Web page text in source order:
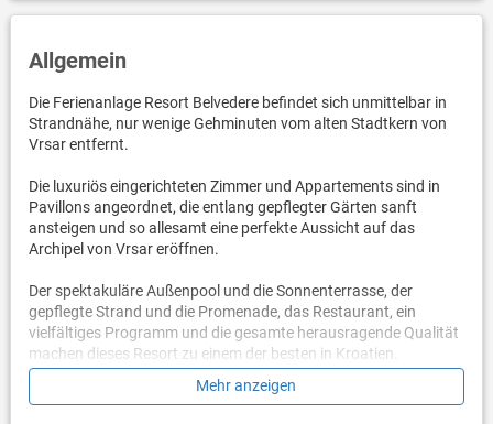
Allgemein
Die Ferienanlage Resort Belvedere befindet sich unmittelbar in
Strandnähe, nur wenige Gehminuten vom alten Stadtkern von
Vrsar entfernt.
Die luxuriös eingerichteten Zimmer und Appartements sind in
Pavillons angeordnet, die entlang gepflegter Gärten sanft
ansteigen und so allesamt eine perfekte Aussicht auf das
Archipel von Vrsar eröffnen.
Der spektakuläre Außenpool und die Sonnenterrasse, der
gepflegte Strand und die Promenade, das Restaurant, ein
vielfältiges Programm und die gesamte herausragende Qualität
machen dieses Resort zu einem der besten in Kroatien.
Mehr anzeigen